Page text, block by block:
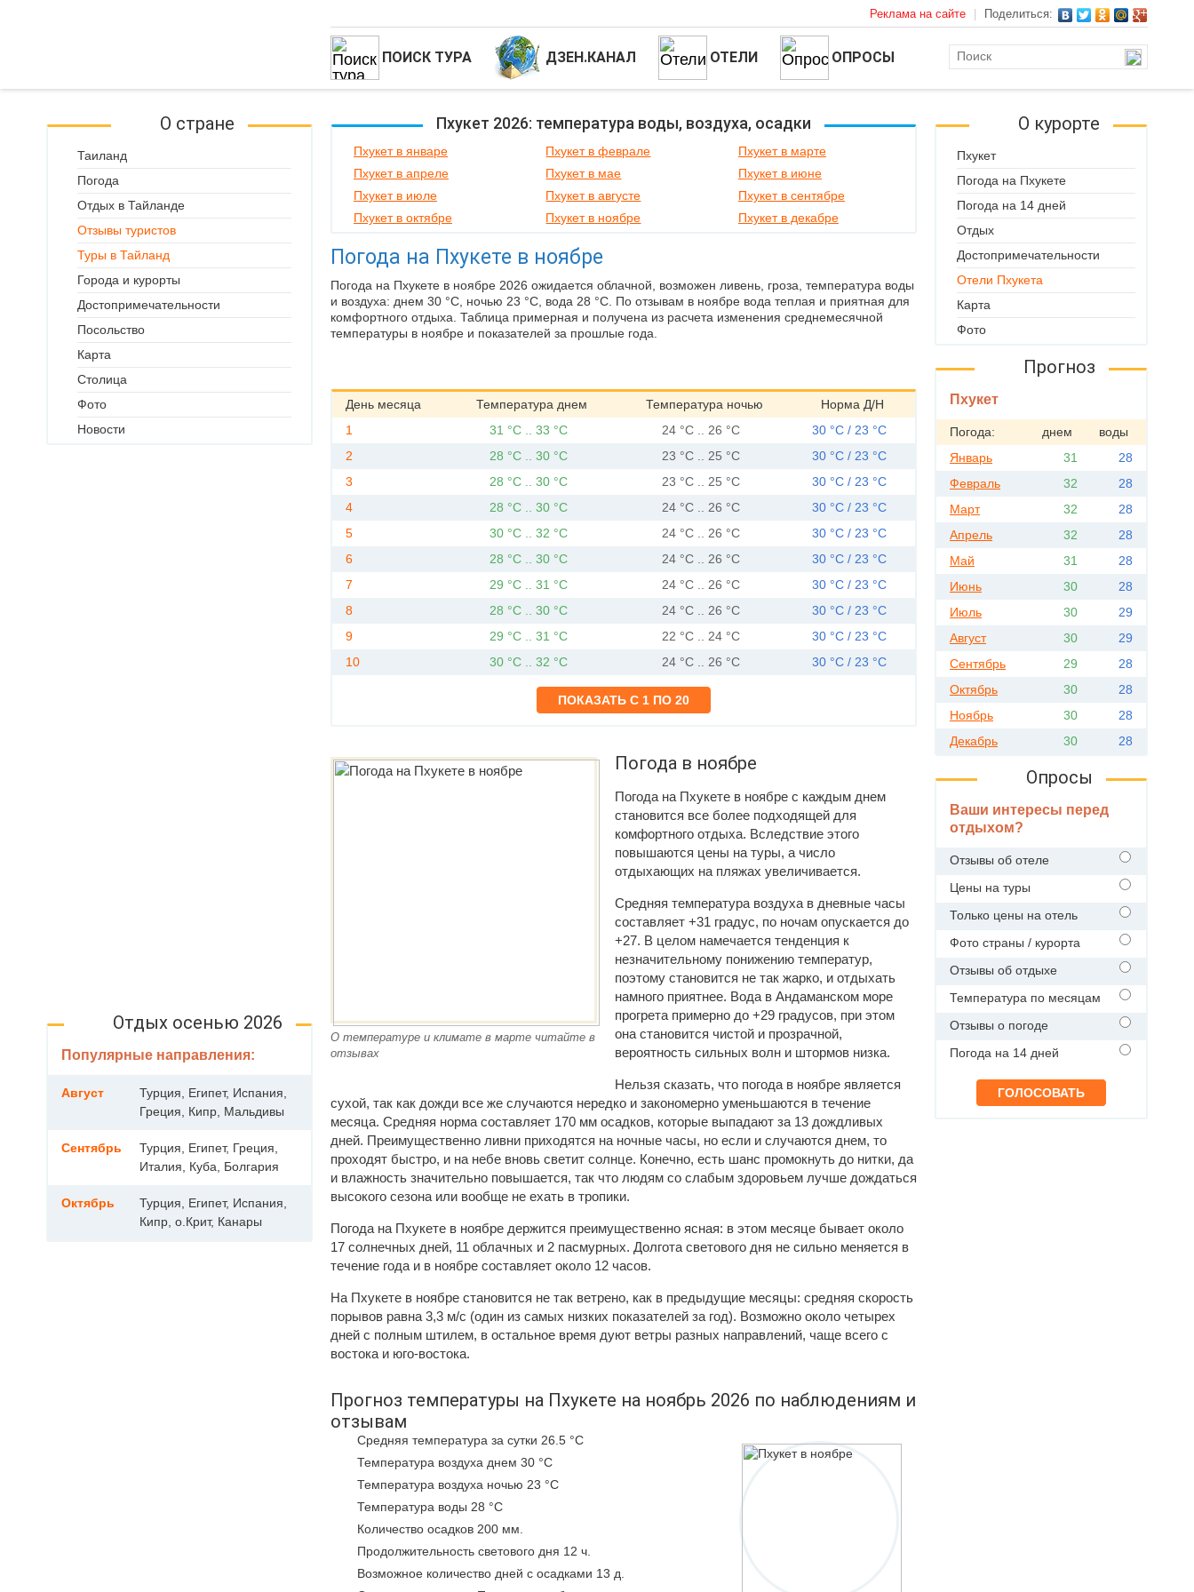
Реклама на сайте Поделиться:
ПОИСК ТУРА ДЗЕН.КАНАЛ ОТЕЛИ ОПРОСЫ
Пхукет 2026: температура воды, воздуха, осадки
Пхукет в январе Пхукет в феврале
Пхукет в марте
Пхукет в апреле
Пхукет в мае
Пхукет в июне
Пхукет в июле
Пхукет в августе
Пхукет в сентябре
Пхукет в октябре
Пхукет в ноябре Пхукет в декабре
Погода на Пхукете в ноябре
Погода на Пхукете в ноябре 2026 ожидается облачной, возможен ливень, гроза, температура воды
и воздуха: днем 30 °C, ночью 23 °C, вода 28 °C. По отзывам в ноябре вода теплая и приятная для
комфортного отдыха. Таблица примерная и получена из расчета изменения среднемесячной
температуры в ноябре и показателей за прошлые года.
День месяца Температура днем Температура ночью
Норма Д/Н
1
31 °C .. 33 °C 24 °C .. 26 °C
30 °C / 23 °C
2
28 °C .. 30 °C 23 °C .. 25 °C
30 °C / 23 °C
3
28 °C .. 30 °C 23 °C .. 25 °C
30 °C / 23 °C
4
28 °C .. 30 °C 24 °C .. 26 °C
30 °C / 23 °C
5
30 °C .. 32 °C 24 °C .. 26 °C
30 °C / 23 °C
6
28 °C .. 30 °C 24 °C .. 26 °C
30 °C / 23 °C
7
29 °C .. 31 °C 24 °C .. 26 °C
30 °C / 23 °C
8
28 °C .. 30 °C 24 °C .. 26 °C
30 °C / 23 °C
9
29 °C .. 31 °C 22 °C .. 24 °C
30 °C / 23 °C
10
30 °C .. 32 °C 24 °C .. 26 °C 30 °C / 23 °C
О температуре и климате в марте читайте в
отзывах
Погода в ноябре
Погода на Пхукете в ноябре с каждым днем
становится все более подходящей для
комфортного отдыха. Вследствие этого
повышаются цены на туры, а число
отдыхающих на пляжах увеличивается.
Средняя температура воздуха в дневные часы
составляет +31 градус, по ночам опускается до
+27. В целом намечается тенденция к
незначительному понижению температур,
поэтому становится не так жарко, и отдыхать
намного приятнее. Вода в Андаманском море
прогрета примерно до +29 градусов, при этом
она становится чистой и прозрачной,
вероятность сильных волн и штормов низка.
Нельзя сказать, что погода в ноябре является
сухой, так как дожди все же случаются нередко и закономерно уменьшаются в течение
месяца. Средняя норма составляет 170 мм осадков, которые выпадают за 13 дождливых
дней. Преимущественно ливни приходятся на ночные часы, но если и случаются днем, то
проходят быстро, и на небе вновь светит солнце. Конечно, есть шанс промокнуть до нитки, да
и влажность значительно повышается, так что людям со слабым здоровьем лучше дождаться
высокого сезона или вообще не ехать в тропики.
Погода на Пхукете в ноябре держится преимущественно ясная: в этом месяце бывает около
17 солнечных дней, 11 облачных и 2 пасмурных. Долгота светового дня не сильно меняется в
течение года и в ноябре составляет около 12 часов.
На Пхукете в ноябре становится не так ветрено, как в предыдущие месяцы: средняя скорость
порывов равна 3,3 м/с (один из самых низких показателей за год). Возможно около четырех
дней с полным штилем, в остальное время дуют ветры разных направлений, чаще всего с
востока и юго-востока.
Прогноз температуры на Пхукете на ноябрь 2026 по наблюдениям и
отзывам
Средняя температура за сутки 26.5 °C
Температура воздуха днем 30 °C
Температура воздуха ночью 23 °C
Температура воды 28 °C
Количество осадков 200 мм.
Продолжительность светового дня 12 ч.
Возможное количество дней с осадками 13 д.
О стране
Таиланд
Погода
Отдых в Тайланде
Отзывы туристов
Туры в Тайланд
Города и курорты
Достопримечательности
Посольство
Карта
Столица
Фото
Новости
Отдых осенью 2026
Популярные направления:
Август
Турция, Египет, Испания,
Греция, Кипр, Мальдивы
Сентябрь
Турция, Египет, Греция,
Италия, Куба, Болгария
Октябрь
Турция, Египет, Испания,
Кипр, о.Крит, Канары
О курорте
Пхукет
Погода на Пхукете
Погода на 14 дней
Отдых
Достопримечательности
Отели Пхукета
Карта
Фото
Прогноз
Пхукет
Погода: днем
воды
Январь
31
28
Февраль
32
28
Март
32
28
Апрель
32
28
Май
31
28
Июнь
30
28
Июль
30
29
Август
30
29
Сентябрь
29
28
Октябрь
30
28
Ноябрь
30
28
Декабрь
30 28
Опросы
Ваши интересы перед
отдыхом?
Отзывы об отеле
Цены на туры
Только цены на отель
Фото страны / курорта
Отзывы об отдыхе
Температура по месяцам
Отзывы о погоде
Погода на 14 дней